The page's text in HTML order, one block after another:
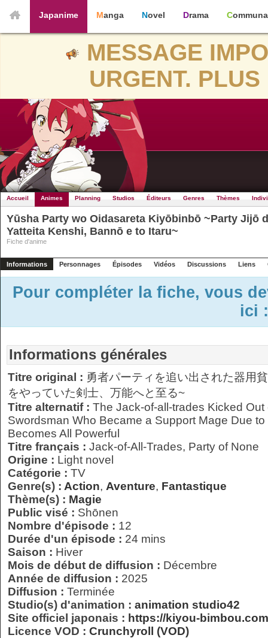
Japanime Manga Novel Drama
MESSAGE
URGENT.
Accueil Animes Planning Studios Éditeurs Genres Thèmes
Yūsha Party wo Oidasareta Kiyōbinbō ~Party Jijō
Yatteita Kenshi, Bannō e to Itaru~
Fiche d'anime
Informations Personnages Épisodes Vidéos Discussions Liens
Pour compléter la fiche, vous
ici
Informations générales
Titre original : 勇者パーティを追い出された器用
をやっていた剣士、万能へと至る~
Titre alternatif : The Jack-of-all-trades Kicked Out
Swordsman Who Became a Support Mage Due
Becomes All Powerful
Titre français : Jack-of-All-Trades, Party of None
Origine : Light novel
Catégorie : TV
Genre(s) : Action, Aventure, Fantastique
Thème(s) : Magie
Public visé : Shōnen
Nombre d'épisode : 12
Durée d'un épisode : 24 mins
Saison : Hiver
Mois de début de diffusion : Décembre
Année de diffusion : 2025
Diffusion : Terminée
Studio(s) d'animation : animation studio42
Site officiel japonais : https://kiyou-
Licence VOD : Crunchyroll (VOD)